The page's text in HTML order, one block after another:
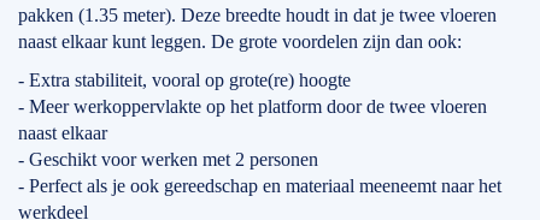
pakken (1.35 meter). Deze breedte houdt in dat je twee vloeren
naast elkaar kunt leggen. De grote voordelen zijn dan ook:
- Extra stabiliteit, vooral op grote(re) hoogte
- Meer werkoppervlakte op het platform door de twee vloeren
naast elkaar
- Geschikt voor werken met 2 personen
- Perfect als je ook gereedschap en materiaal meeneemt naar het
werkdeel